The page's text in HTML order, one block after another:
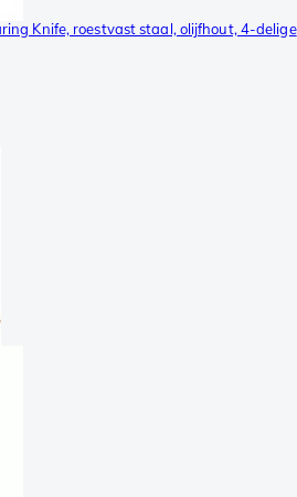
Knife, roestvast staal, olijfhout, 4-delige